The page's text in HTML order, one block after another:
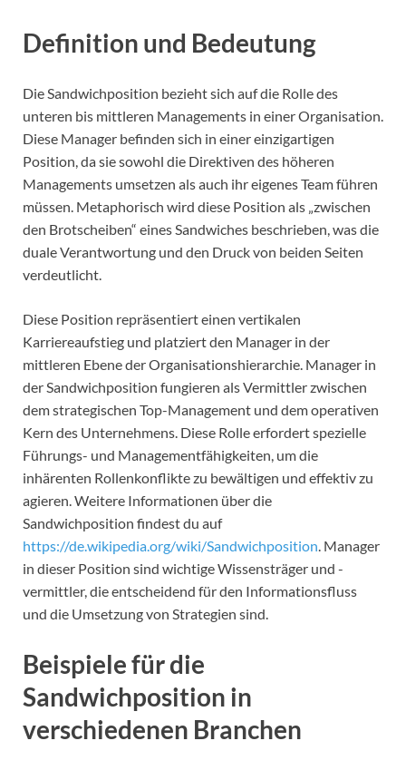
Definition und Bedeutung
Die Sandwichposition bezieht sich auf die Rolle des
unteren bis mittleren Managements in einer Organisation.
Diese Manager befinden sich in einer einzigartigen
Position, da sie sowohl die Direktiven des höheren
Managements umsetzen als auch ihr eigenes Team führen
müssen. Metaphorisch wird diese Position als „zwischen
den Brotscheiben“ eines Sandwiches beschrieben, was die
duale Verantwortung und den Druck von beiden Seiten
verdeutlicht.
Diese Position repräsentiert einen vertikalen
Karriereaufstieg und platziert den Manager in der
mittleren Ebene der Organisationshierarchie. Manager in
der Sandwichposition fungieren als Vermittler zwischen
dem strategischen Top-Management und dem operativen
Kern des Unternehmens. Diese Rolle erfordert spezielle
Führungs- und Managementfähigkeiten, um die
inhärenten Rollenkonflikte zu bewältigen und effektiv zu
agieren. Weitere Informationen über die
Sandwichposition findest du auf
https://de.wikipedia.org/wiki/Sandwichposition . Manager
in dieser Position sind wichtige Wissensträger und -
vermittler, die entscheidend für den Informationsfluss
und die Umsetzung von Strategien sind.
Beispiele für die
Sandwichposition in
verschiedenen Branchen